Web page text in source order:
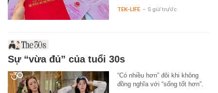
TEK-LIFE - 5 giờ trước
Sự “vừa đủ” của tuổi 30s
“Có nhiều hơn” đôi khi không
đồng nghĩa với “sống tốt hơn”.